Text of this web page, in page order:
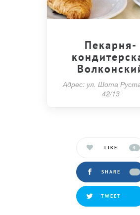
Пекарня-
Адрес: ул. Шота
42/13
LIKE 4
SHARE
TWEET